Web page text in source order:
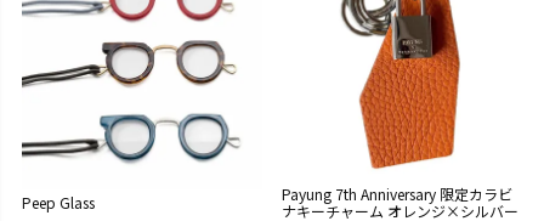
Peep Glass
Payung 7th Anniversary 限定カラビ
ナキーチャーム オレンジ×シルバー